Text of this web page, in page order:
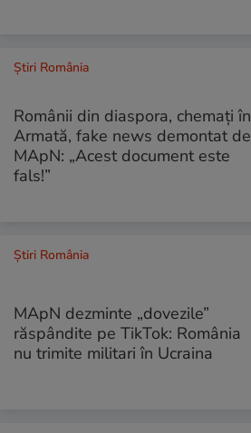
Știri România
Românii din diaspora, chemați în
Armată, fake news demontat de
MApN: „Acest document este
fals!”
Știri România
MApN dezminte „dovezile”
răspândite pe TikTok: România
nu trimite militari în Ucraina